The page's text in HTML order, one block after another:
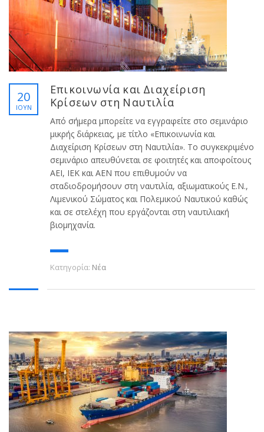
20
ΙΟΎΝ
Επικοινωνία και Διαχείριση
Κρίσεων στη Ναυτιλία
Από σήμερα μπορείτε να εγγραφείτε στο σεμινάριο
μικρής διάρκειας, με τίτλο «Επικοινωνία και
Διαχείριση Κρίσεων στη Ναυτιλία». Το συγκεκριμένο
σεμινάριο απευθύνεται σε φοιτητές και αποφοίτους
ΑΕΙ, ΙΕΚ και ΑΕΝ που επιθυμούν να
σταδιοδρομήσουν στη ναυτιλία, αξιωματικούς Ε.Ν.,
Λιμενικού Σώματος και Πολεμικού Ναυτικού καθώς
και σε στελέχη που εργάζονται στη ναυτιλιακή
βιομηχανία.
Κατηγορία: Νέα